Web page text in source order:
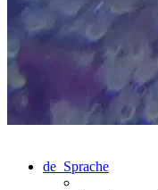
de Sprache